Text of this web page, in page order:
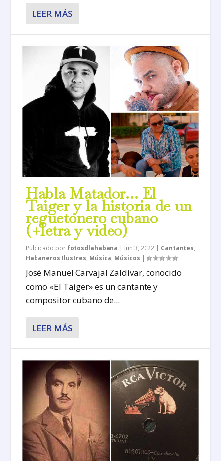
LEER MÁS
Habla Matador… El
Taiger y la historia de un
reguetonero cubano
(+letra y video)
Publicado por fotosdlahabana | Jun 3, 2022 | Cantantes,
Habaneros Ilustres, Música, Músicos |
José Manuel Carvajal Zaldívar, conocido
como «El Taiger» es un cantante y
compositor cubano de...
LEER MÁS